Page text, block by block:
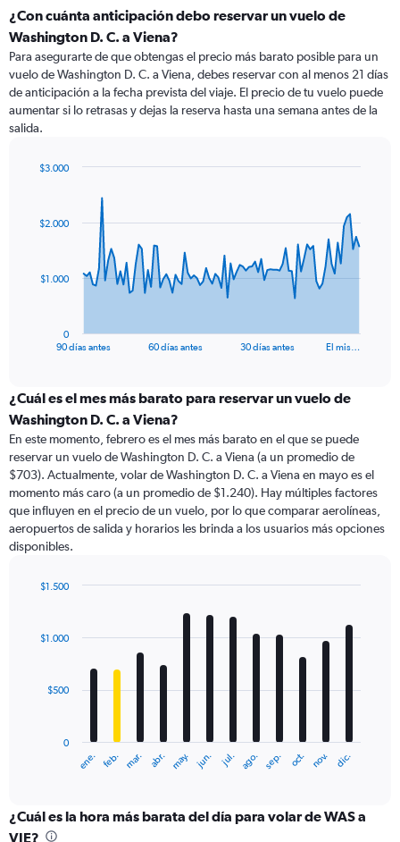
¿Con cuánta anticipación debo reservar un vuelo de
Washington D. C. a Viena?
Para asegurarte de que obtengas el precio más barato posible para un
vuelo de Washington D. C. a Viena, debes reservar con al menos 21 días
de anticipación a la fecha prevista del viaje. El precio de tu vuelo puede
aumentar si lo retrasas y dejas la reserva hasta una semana antes de la
salida.
data
The
categories.
Range:
categories.
The
chart
has
1
Y
axis
values.
to
90 días antes 60 días antes 30 días antes El mis…
0
$1.000
$2.000
$3.000
¿Cuál es el mes más barato para reservar un vuelo de
Washington D. C. a Viena?
En este momento, febrero es el mes más barato en el que se puede
reservar un vuelo de Washington D. C. a Viena (a un promedio de
$703). Actualmente, volar de Washington D. C. a Viena en mayo es el
momento más caro (a un promedio de $1.240). Hay múltiples factores
que influyen en el precio de un vuelo, por lo que comparar aerolíneas,
aeropuertos de salida y horarios les brinda a los usuarios más opciones
disponibles.
with
12
The
categories.
Range:
ene. feb. mar. abr. may. jun. jul. ago. sep. oct. nov. dic.
0
$500
$1.000
$1.500
¿Cuál es la hora más barata del día para volar de WAS a
VIE?